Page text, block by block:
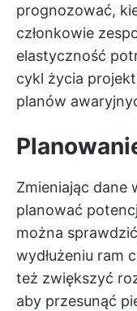
prognozować,
członkowie
elastyczność
cykl życia
planów
Zmieniając dane
planować
można
wydłużeniu ram
też zwiększyć
aby przesunąć